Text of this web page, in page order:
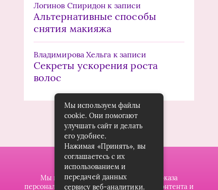
Логинов Спиридон к записи
Альтернативные способы
снятия макияжа
Владимирова Хельга к записи
Секреты ускорения роста
волос
Мы используем файлы cookie для показа
персонализированной рекламы и/или контента и
Мы используем файлы
cookie. Они помогают
улучшать сайт и делать
его удобнее.
Нажимая «Принять», вы
соглашаетесь с их
использованием и
передачей данных
сервису веб-аналитики.